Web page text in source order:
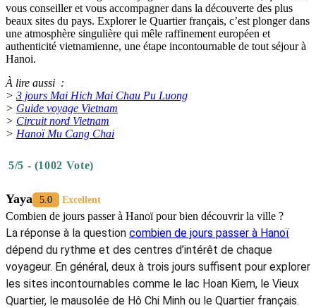
vous conseiller et vous accompagner dans la découverte des plus
beaux sites du pays. Explorer le Quartier français, c’est plonger dans
une atmosphère singulière qui mêle raffinement européen et
authenticité vietnamienne, une étape incontournable de tout séjour à
Hanoi.
À lire aussi :
> 3 jours Mai Hich Mai Chau Pu Luong
> Guide voyage Vietnam
> Circuit nord Vietnam
> Hanoï Mu Cang Chai
5/5 - (1002 Vote)
Yaya 5.0 Excellent
Combien de jours passer à Hanoï pour bien découvrir la ville ?
La réponse à la question combien de jours passer à Hanoï
dépend du rythme et des centres d’intérêt de chaque
voyageur. En général, deux à trois jours suffisent pour explorer
les sites incontournables comme le lac Hoan Kiem, le Vieux
Quartier, le mausolée de Hô Chi Minh ou le Quartier français.